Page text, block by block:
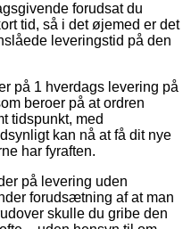
forudsat du
tid, så i det øjemed er det
leveringstid på den
på 1 hverdags levering på
beroer på at ordren
tidspunkt, med
kan nå at få dit nye
har fyraften.
på levering uden
forudsætning af at man
skulle du gribe den